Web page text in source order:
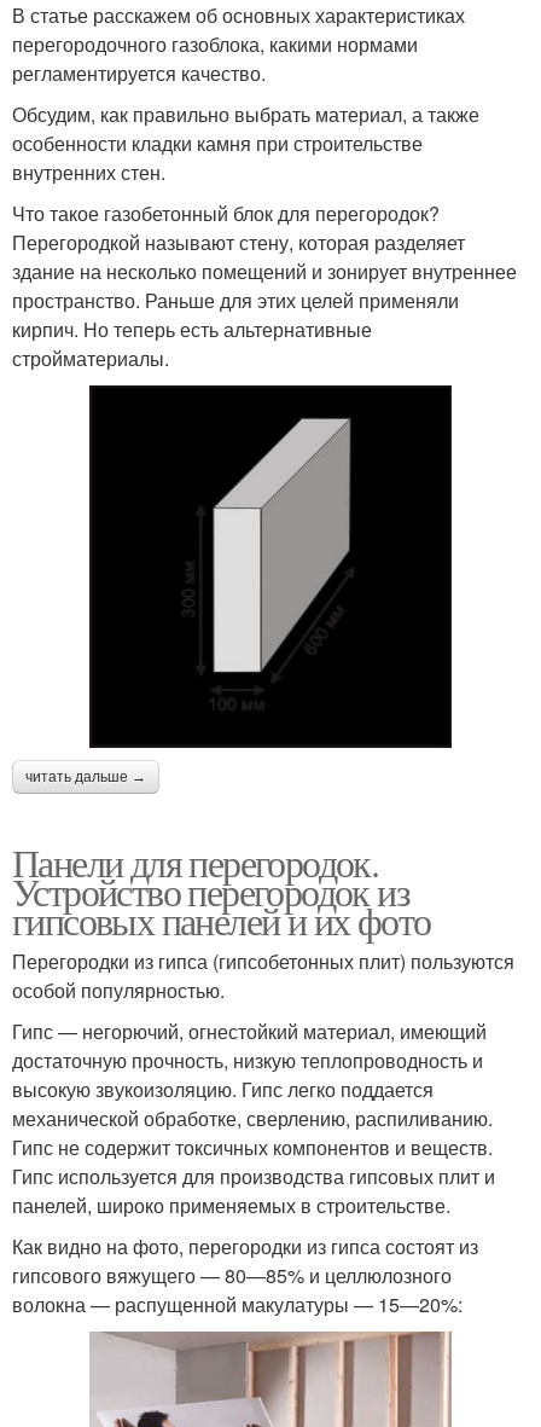
В статье расскажем об основных характеристиках
перегородочного газоблока, какими нормами
регламентируется качество.
Обсудим, как правильно выбрать материал, а также
особенности кладки камня при строительстве
внутренних стен.
Что такое газобетонный блок для перегородок?
Перегородкой называют стену, которая разделяет
здание на несколько помещений и зонирует внутреннее
пространство. Раньше для этих целей применяли
кирпич. Но теперь есть альтернативные
стройматериалы.
читать дальше →
Панели для перегородок.
Устройство перегородок из
гипсовых панелей и их фото
Перегородки из гипса (гипсобетонных плит) пользуются
особой популярностью.
Гипс — негорючий, огнестойкий материал, имеющий
достаточную прочность, низкую теплопроводность и
высокую звукоизоляцию. Гипс легко поддается
механической обработке, сверлению, распиливанию.
Гипс не содержит токсичных компонентов и веществ.
Гипс используется для производства гипсовых плит и
панелей, широко применяемых в строительстве.
Как видно на фото, перегородки из гипса состоят из
гипсового вяжущего — 80—85% и целлюлозного
волокна — распущенной макулатуры — 15—20%: